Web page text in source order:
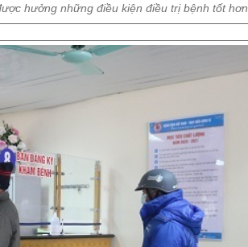
hưởng những điều kiện điều trị bệnh tốt hơn